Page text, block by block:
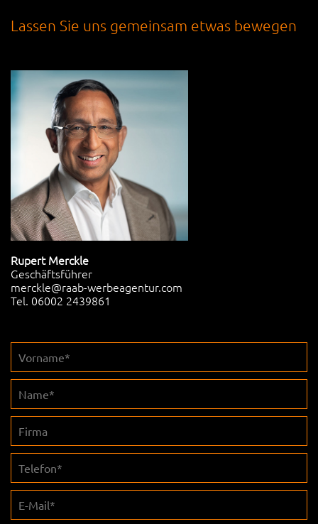
Lassen Sie uns gemeinsam etwas bewegen
Rupert Merckle
Geschäftsführer
merckle@raab-werbeagentur.com
Tel. 06002 2439861